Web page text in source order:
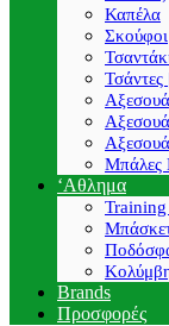
Καπέλα
Σκούφοι
Τσάντες
Μπάλες
‘Αθλημα
Brands
Προσφορές